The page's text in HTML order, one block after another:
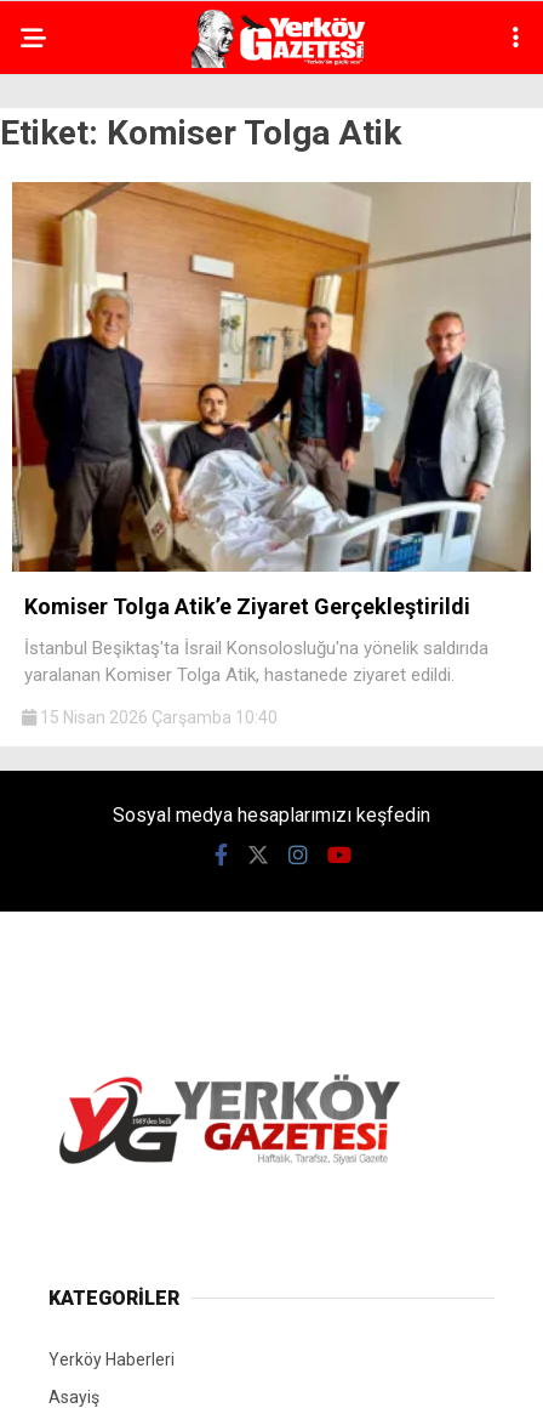
Etiket: Komiser Tolga Atik
Komiser Tolga Atik’e Ziyaret Gerçekleştirildi
İstanbul Beşiktaş'ta İsrail Konsolosluğu'na yönelik saldırıda
yaralanan Komiser Tolga Atik, hastanede ziyaret edildi.
15 Nisan 2026 Çarşamba 10:40
Sosyal medya hesaplarımızı keşfedin
KATEGORİLER
Yerköy Haberleri
Asayiş